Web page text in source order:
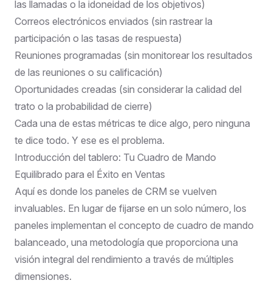
las llamadas o la idoneidad de los objetivos)
Correos electrónicos enviados (sin rastrear la
participación o las tasas de respuesta)
Reuniones programadas (sin monitorear los resultados
de las reuniones o su calificación)
Oportunidades creadas (sin considerar la calidad del
trato o la probabilidad de cierre)
Cada una de estas métricas te dice algo, pero ninguna
te dice todo. Y ese es el problema.
Introducción del tablero: Tu Cuadro de Mando
Equilibrado para el Éxito en Ventas
Aquí es donde los paneles de CRM se vuelven
invaluables. En lugar de fijarse en un solo número, los
paneles implementan el concepto de cuadro de mando
balanceado, una metodología que proporciona una
visión integral del rendimiento a través de múltiples
dimensiones.